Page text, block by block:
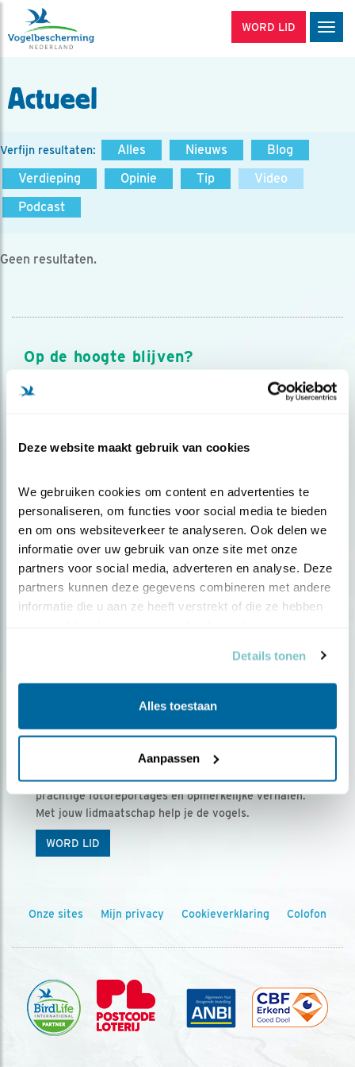
Deze website maakt gebruik van cookies
We gebruiken cookies om content en advertenties te
personaliseren, om functies voor social media te bieden
en om ons websiteverkeer te analyseren. Ook delen we
informatie over uw gebruik van onze site met onze
partners voor social media, adverteren en analyse. Deze
partners kunnen deze gegevens combineren met andere
informatie die u aan ze heeft verstrekt of die ze hebben
Details tonen
Alles toestaan
Aanpassen
WORD LID
Actueel
Verfijn resultaten: Alles Nieuws
Blog
Verdieping
Opinie Tip
Video
Podcast
Geen resultaten.
Op de hoogte blijven?
Meld je aan en ontvang nieuws, inspiratie, acties en tips
over vogels en activiteiten van Vogelbescherming.
Ontvang 5 x Vogels voor € 36,00 per jaar
Vogels is het tijdschrift voor onze leden, met
prachtige fotoreportages en opmerkelijke verhalen.
Met jouw lidmaatschap help je de vogels.
WORD LID
Onze sites Mijn privacy Cookieverklaring Colofon